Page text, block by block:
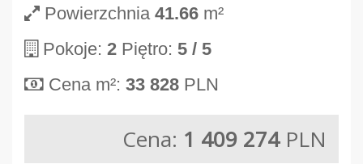
Powierzchnia 41.66 m²
Pokoje: 2 Piętro: 5 / 5
Cena m²: 33 828 PLN
Cena: 1 409 274PLN